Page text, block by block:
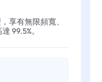
享有無限頻寬、
99.5%。